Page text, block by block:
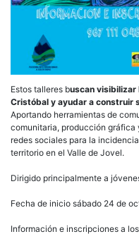
Estos talleres buscan visibilizar
Cristóbal y ayudar a construir
Aportando herramientas de
comunitaria, producción
redes sociales para la
territorio en el Valle de Jovel.
Dirigido principalmente a
Fecha de inicio sábado 24 de
Información e inscripciones a